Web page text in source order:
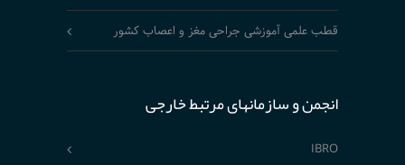
قطب علمی آموزشی جراحی مغز و اعصاب کشور
انجمن و سازمانهای مرتبط خارجی
IBRO